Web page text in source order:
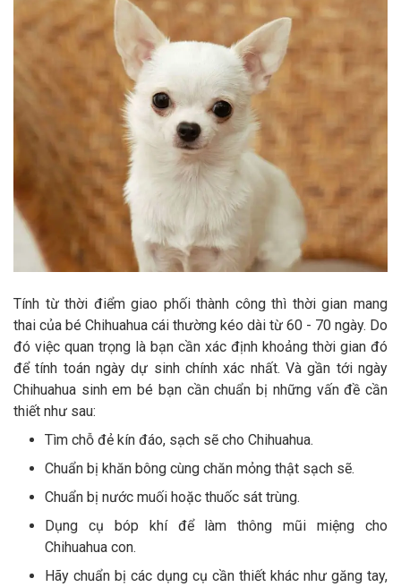
Tính từ thời điểm giao phối thành công thì thời gian mang
thai của bé Chihuahua cái thường kéo dài từ 60 - 70 ngày. Do
đó việc quan trọng là bạn cần xác định khoảng thời gian đó
để tính toán ngày dự sinh chính xác nhất. Và gần tới ngày
Chihuahua sinh em bé bạn cần chuẩn bị những vấn đề cần
thiết như sau:
Tìm chỗ đẻ kín đáo, sạch sẽ cho Chihuahua.
Chuẩn bị khăn bông cùng chăn mỏng thật sạch sẽ.
Chuẩn bị nước muối hoặc thuốc sát trùng.
Dụng cụ bóp khí để làm thông mũi miệng cho
Chihuahua con.
Hãy chuẩn bị các dụng cụ cần thiết khác như găng tay,